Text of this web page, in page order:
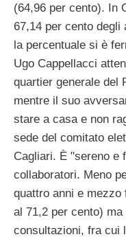
(64,96 per cento). In
67,14 per cento
la percentuale si è
Ugo Cappellacci
quartier generale del
mentre il suo
stare a casa e non
sede del comitato
Cagliari. È "sereno e
collaboratori. Meno
quattro anni e
al 71,2 per cento)
consultazioni, fra cui